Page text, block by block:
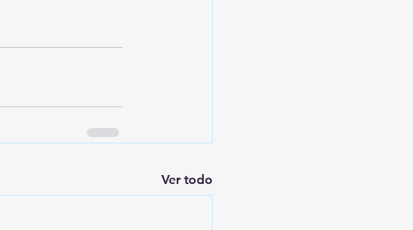
Ver todo